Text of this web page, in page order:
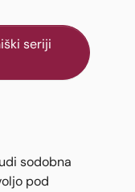
seriji
sodobna
pod